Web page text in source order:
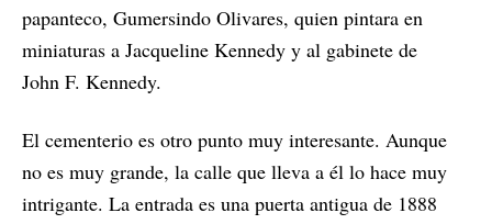
papanteco, Gumersindo Olivares, quien pintara en
miniaturas a Jacqueline Kennedy y al gabinete de
John F. Kennedy.
El cementerio es otro punto muy interesante. Aunque
no es muy grande, la calle que lleva a él lo hace muy
intrigante. La entrada es una puerta antigua de 1888